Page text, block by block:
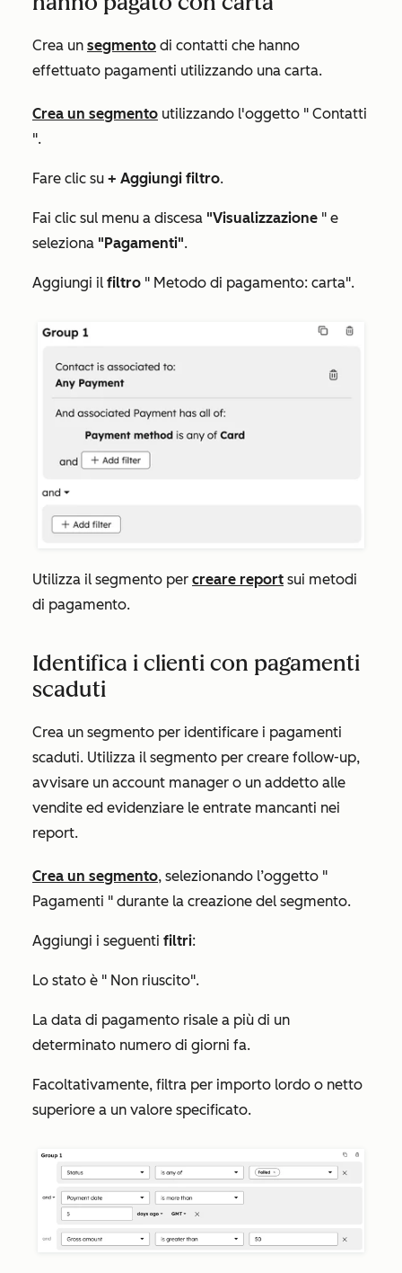
Crea un segmento di contatti che hanno
effettuato pagamenti utilizzando una carta.
Crea un segmento utilizzando l'oggetto " Contatti
".
Fare clic su + Aggiungi filtro.
Fai clic sul menu a discesa "Visualizzazione " e
seleziona "Pagamenti".
Aggiungi il filtro " Metodo di pagamento: carta".
Utilizza il segmento per creare report sui metodi
di pagamento.
Identifica i clienti con pagamenti
scaduti
Crea un segmento per identificare i pagamenti
scaduti. Utilizza il segmento per creare follow-up,
avvisare un account manager o un addetto alle
vendite ed evidenziare le entrate mancanti nei
report.
Crea un segmento, selezionando l’oggetto "
Pagamenti " durante la creazione del segmento.
Aggiungi i seguenti filtri:
Lo stato è " Non riuscito".
La data di pagamento risale a più di un
determinato numero di giorni fa.
Facoltativamente, filtra per importo lordo o netto
superiore a un valore specificato.